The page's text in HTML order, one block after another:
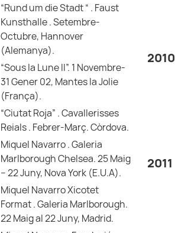
“Rund um die Stadt “ . Faust
Kunsthalle . Setembre-
Octubre, Hannover
(Alemanya).
“Sous la Lune II”. 1 Novembre-
31 Gener 02, Mantes la Jolie
(França).
“Ciutat Roja” . Cavallerisses
Reials . Febrer-Març. Còrdova.
Miquel Navarro . Galeria
Marlborough Chelsea. 25 Maig
– 22 Juny, Nova York (E.U.A).
Miquel Navarro Xicotet
Format . Galeria Marlborough.
22 Maig al 22 Juny, Madrid.
2010
2011